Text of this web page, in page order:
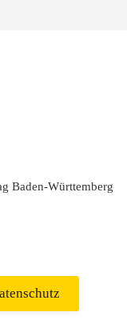
Baden-Württemberg